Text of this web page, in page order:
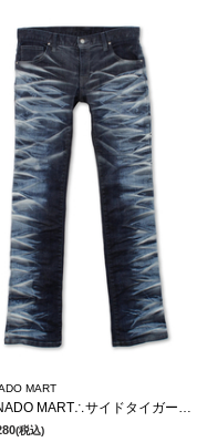
MART
(税込)